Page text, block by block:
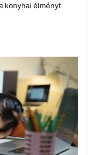
konyhai élményt